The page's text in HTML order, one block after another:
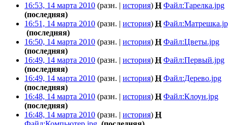
16:53, 14 марта 2010 (разн. | история) Н Файл:Тарелка.jpg
(последняя)
16:51, 14 марта 2010 (разн. | история) Н
(последняя)
16:50, 14 марта 2010 (разн. | история) Н Файл:Цветы.jpg
(последняя)
16:49, 14 марта 2010 (разн. | история) Н Файл:Первый.jpg
(последняя)
16:49, 14 марта 2010 (разн. | история) Н Файл:Дерево.jpg
(последняя)
16:48, 14 марта 2010 (разн. | история) Н Файл:Клоун.jpg
(последняя)
16:48, 14 марта 2010 (разн. | история) Н